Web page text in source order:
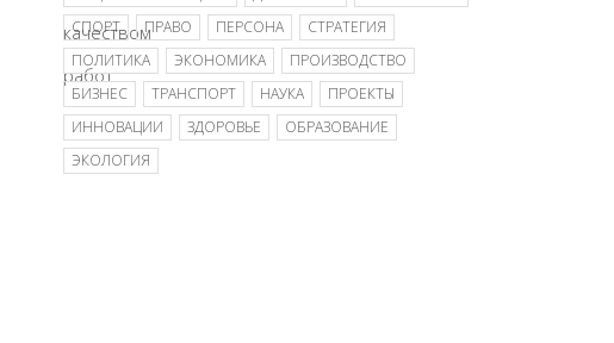
СПОРТ
ПРАВО ПЕРСОНА
СТРАТЕГИЯ
ПОЛИТИКА
ЭКОНОМИКА
ПРОИЗВОДСТВО
БИЗНЕС
ТРАНСПОРТ НАУКА
ПРОЕКТЫ
ИННОВАЦИИ
ЗДОРОВЬЕ
ОБРАЗОВАНИЕ
ЭКОЛОГИЯ